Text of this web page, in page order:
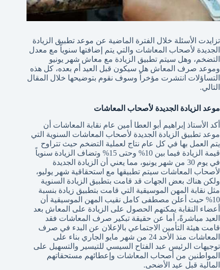
تزايدت الأسئلة خلال الفترة الماضية عن موعد تطبيق الزيادة
الجديدة لأصحاب المعاشات والتي يتم إضافتها سنوياً مع معدل
التضخم، وهل سيتم تطبيق الزيادة مع معاش شهر يونيو
وموعد صرف المعاش هل سيكون قبل العيد أم بعده، كل هذه
التساؤلات انتشرت مؤخراً وسوف نقوم بتوضيحها خلال المقال
التالي.
موعد الزيادة الجديدة لأصحاب المعاشات
أكد الأستاذ إبراهيم أبو العطا أمين عام نقابة المعاشات أن
موعد تطبيق الزيادة الجديدة لأصحاب المعاشات السنوية التي
يتم العمل بها في كل عام نتاج لعملية التضخم حيث تتراوح
قيمة الزيادة فيما بين 10% وحتى 15% وتضاف الزيادة سنوياً
في يوم 30 من شهر يونيو، مما يعني أن الزيادة الجديدة
لأصحاب المعاشات سيتم تطبيقها مع استحقاقية شهر يوليو،
ولكن هناك بعض الجهات قد قامت بتطبيق الزيادة السنوية
مثل نقابة المهن الموسيقية التي قامت بتطبيق زيادة بنسبة
10% حيث أعلن مصطفى كامل نقيب المهن الموسيقية أن
أعضاء النقابة يمكنهم الحصول على الزيادة على المعاش بعد
العيد مباشرةً، أما عن حقيقة تبكير صرف المعاشات فقد
قامت هيئة التأمين الاجتماعي بالإعلان عن البدء في صرف
المعاشات منذ الأحد 24 من شهر مايو الجاري بناء على
توجيهات الرئيس عبد الفتاح السيسي للتيسير والتسهيل على
المواطنين من أصحاب المعاشات وإعطائهم مستحقاتهم
المالية قبل عيد الأضحى.